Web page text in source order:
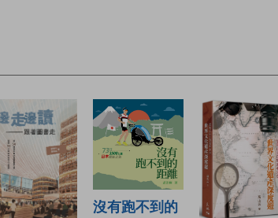
沒有跑不到的